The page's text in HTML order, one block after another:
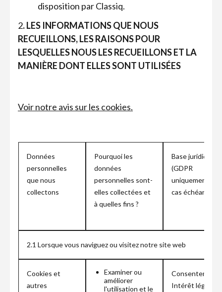
disposition par Classiq.
‍2. LES INFORMATIONS QUE NOUS
RECUEILLONS, LES RAISONS POUR
LESQUELLES NOUS LES RECUEILLONS ET LA
MANIÈRE DONT ELLES SONT UTILISÉES
Voir notre avis sur les cookies.
Données
personnelles
que nous
collectons
Pourquoi les
données
personnelles sont-
elles collectées et
à quelles fins ?
Base juridique
(GDPR
uniquement, le
cas échéant)
2.1 Lorsque vous naviguez ou visitez notre site web
Cookies et
autres
Examiner ou
améliorer
l'utilisation et le
Consentement
Intérêt légitime